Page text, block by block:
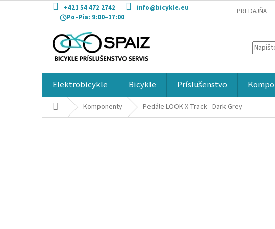
obsah
+421 54 472 2742
info@bicykle.eu
Po–Pia: 9:00–17:00
PREDAJŇA
Elektrobicykle Bicykle Príslušenstvo
DomovKomponenty Pedále LOOK X-Track - Dark Grey